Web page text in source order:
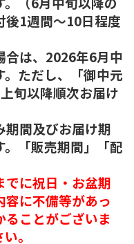
後1週間～10日程度
は、2026年6月中
ただし、「御中元
旬以降順次お届け
間及びお届け期
「販売期間」「配
に祝日・お盆期
に不備等があっ
ことがございま
。